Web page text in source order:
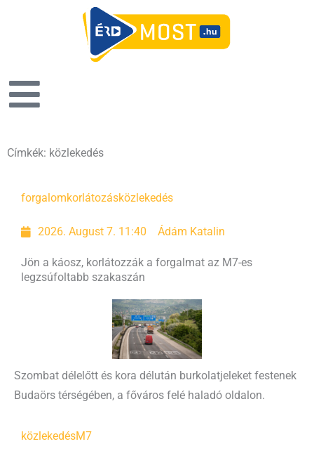
Címkék: közlekedés
forgalomkorlátozásközlekedés
2026. August 7. 11:40 Ádám Katalin
Jön a káosz, korlátozzák a forgalmat az M7-es
legzsúfoltabb szakaszán
Szombat délelőtt és kora délután burkolatjeleket festenek
Budaörs térségében, a főváros felé haladó oldalon.
közlekedésM7